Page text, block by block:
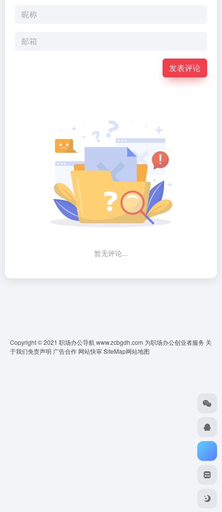
发表评论
暂无评论...
Copyright © 2021 职场办公导航 www.zcbgdh.com 为职场办公创业者服务 关
于我们免责声明 广告合作 网站快审SiteMap网站地图